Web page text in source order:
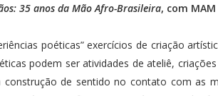
35 anos da Mão Afro-Brasileira, com
poéticas” exercícios de criação
podem ser atividades de ateliê,
de sentido no contato com as